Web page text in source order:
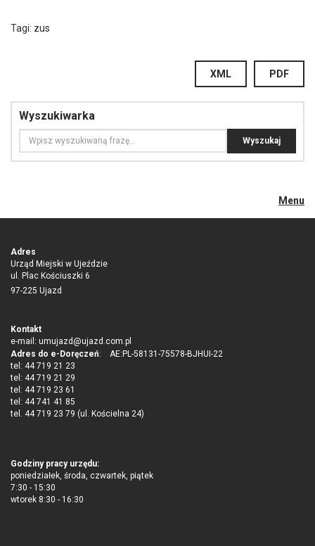
Tagi: zus
PDF
XML
Wyszukiwarka
Menu
Adres
Urząd Miejski w Ujeździe
ul. Plac Kościuszki 6
97-225 Ujazd
Kontakt
e-mail: umujazd@ujazd.com.pl
Adres do e-Doręczeń: AE:PL-58131-75578-BJHUI-22
tel: 44 719 21 23
tel: 44 719 21 29
tel: 44 719 23 61
tel: 44 741 41 85
tel. 44 719 23 79 (ul. Kościelna 24)
Godziny pracy urzędu:
poniedziałek, środa, czwartek, piątek
7:30 - 15:30
wtorek 8:30 - 16:30